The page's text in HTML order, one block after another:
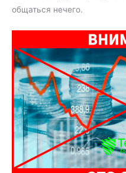
общаться нечего.